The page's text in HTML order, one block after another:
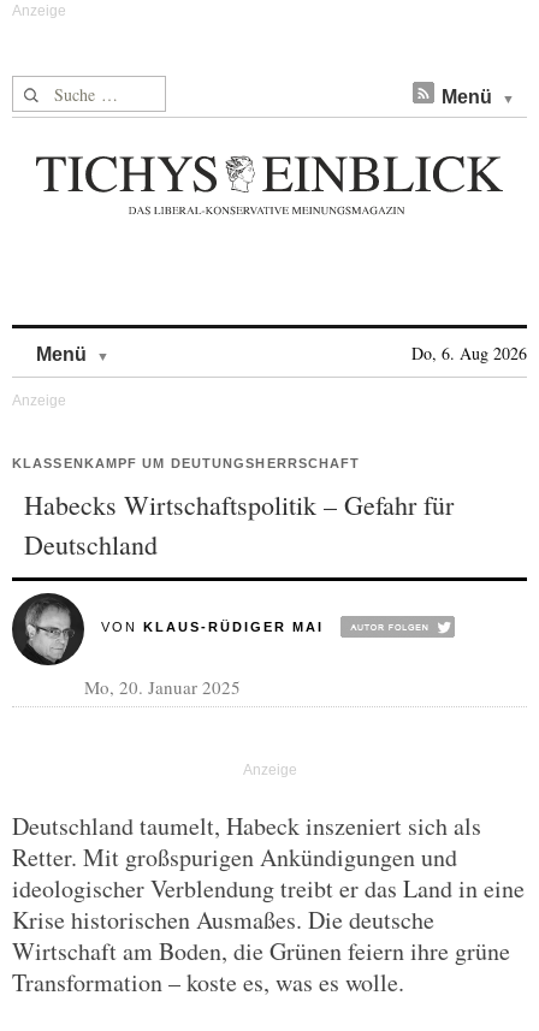
Suche nach: Menü
Menü Do, 6. Aug 2026
KLASSENKAMPF UM DEUTUNGSHERRSCHAFT
Habecks Wirtschaftspolitik – Gefahr für
Deutschland
VON KLAUS-RÜDIGER MAI
Mo, 20. Januar 2025
Deutschland taumelt, Habeck inszeniert sich als
Retter. Mit großspurigen Ankündigungen und
ideologischer Verblendung treibt er das Land in eine
Krise historischen Ausmaßes. Die deutsche
Wirtschaft am Boden, die Grünen feiern ihre grüne
Transformation – koste es, was es wolle.